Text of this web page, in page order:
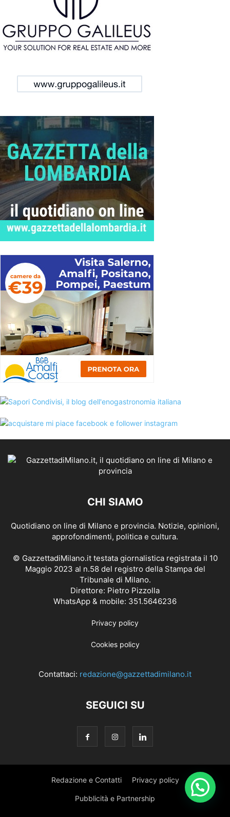
CHI SIAMO
Quotidiano on line di Milano e provincia. Notizie, opinioni,
approfondimenti, politica e cultura.
© GazzettadiMilano.it testata giornalistica registrata il 10
Maggio 2023 al n.58 del registro della Stampa del
Tribunale di Milano.
Direttore: Pietro Pizzolla
WhatsApp & mobile: 351.5646236
Privacy policy
Cookies policy
Contattaci: redazione@gazzettadimilano.it
SEGUICI SU
Redazione e Contatti Privacy policy
Pubblicità e Partnership